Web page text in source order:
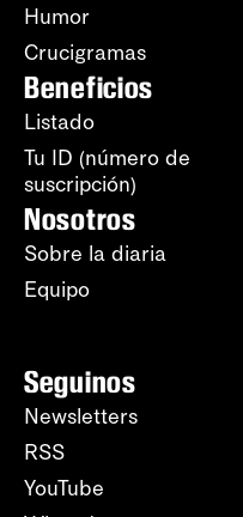
Humor
Crucigramas
Beneficios
Listado
Tu ID (número de
suscripción)
Nosotros
Sobre la diaria
Equipo
Seguinos
Newsletters
RSS
YouTube